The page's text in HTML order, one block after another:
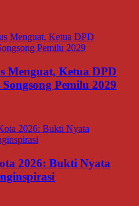
Menguat, Ketua DPD
Pemilu 2029
2026: Bukti Nyata